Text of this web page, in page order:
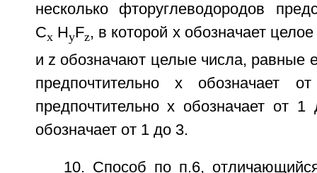
несколько фторуглеводородов
CxHyFz, в которой х обозначает
и z обозначают целые числа, равные
предпочтительно х
предпочтительно х обозначает от
обозначает от 1 до 3.
10. Способ по п.6,